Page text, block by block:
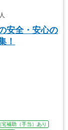
安全・安心の
！
宅補助（手当）あり